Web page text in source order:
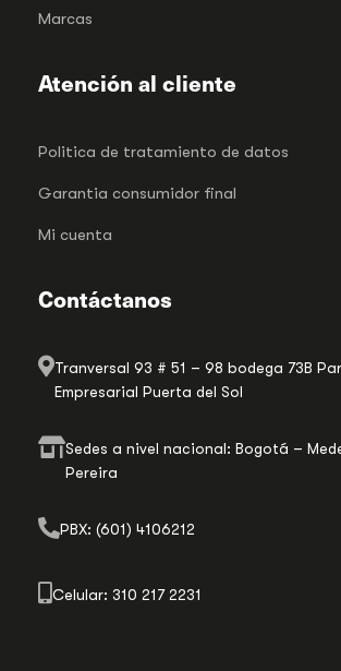
Marcas
Atención al cliente
Politica de tratamiento de datos
Garantia consumidor final
Mi cuenta
Contáctanos
Tranversal 93 # 51 – 98 bodega 73B
Empresarial Puerta del Sol
Sedes a nivel nacional: Bogotá –
Pereira
PBX: (601) 4106212
Celular: 310 217 2231